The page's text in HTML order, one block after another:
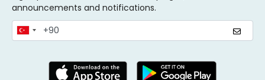
announcements and notifications.